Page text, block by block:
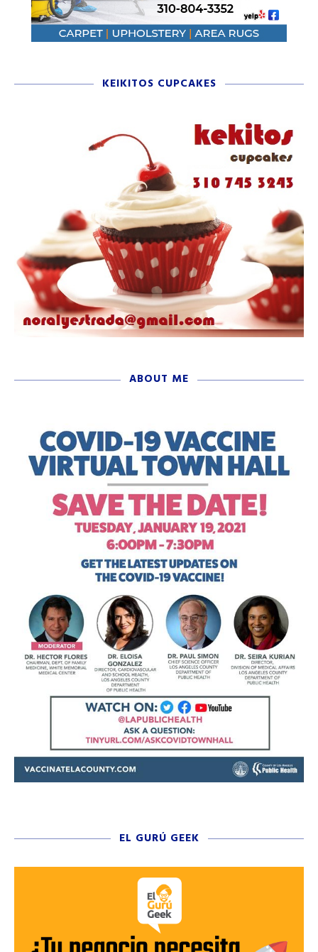
KEIKITOS CUPCAKES
ABOUT ME
EL GURÚ GEEK